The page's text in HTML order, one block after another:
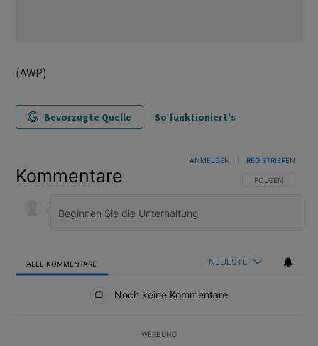
(AWP)
Bevorzugte Quelle So funktioniert's
Kommentare FOLGE DIESER
FOLGEN
ANMELDEN REGISTRIEREN
ALLE KOMMENTARE NEUESTE
Noch keine Kommentare
WERBUNG